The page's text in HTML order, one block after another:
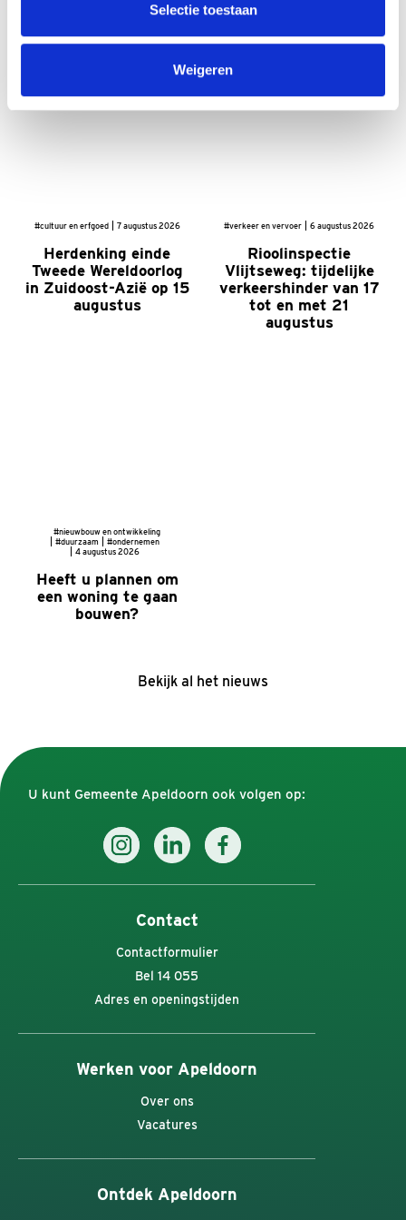
Selectie toestaan
Weigeren
Meer nieuws
Herdenking einde
Tweede Wereldoorlog
in Zuidoost-Azië op 15
augustus
#cultuur en erfgoed 7 augustus 2026
Rioolinspectie
Vlijtseweg: tijdelijke
verkeershinder van 17
tot en met 21
augustus
#verkeer en vervoer 6 augustus 2026
Heeft u plannen om
een woning te gaan
bouwen?
#nieuwbouw en ontwikkeling
#duurzaam
#ondernemen
4 augustus 2026
Bekijk al het nieuws
U kunt Gemeente Apeldoorn ook volgen op:
Contact
Contactformulier
Bel 14 055
Adres en openingstijden
Werken voor Apeldoorn
Over ons
Vacatures
Ontdek Apeldoorn